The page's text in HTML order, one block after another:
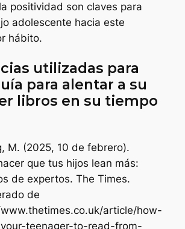
positividad son claves para
adolescente hacia este
hábito.
utilizadas para
para alentar a su
libros en su tiempo
M. (2025, 10 de febrero).
que tus hijos lean más:
de expertos. The Times.
de
article/how-
teenager-to-read-from-